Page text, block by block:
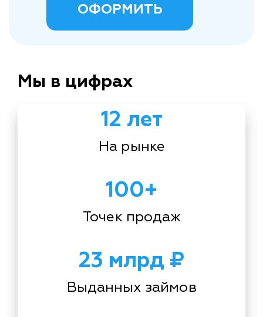
ОФОРМИТЬ
Мы в цифрах
12 лет
На рынке
100+
Точек продаж
23 млрд ₽
Выданных займов